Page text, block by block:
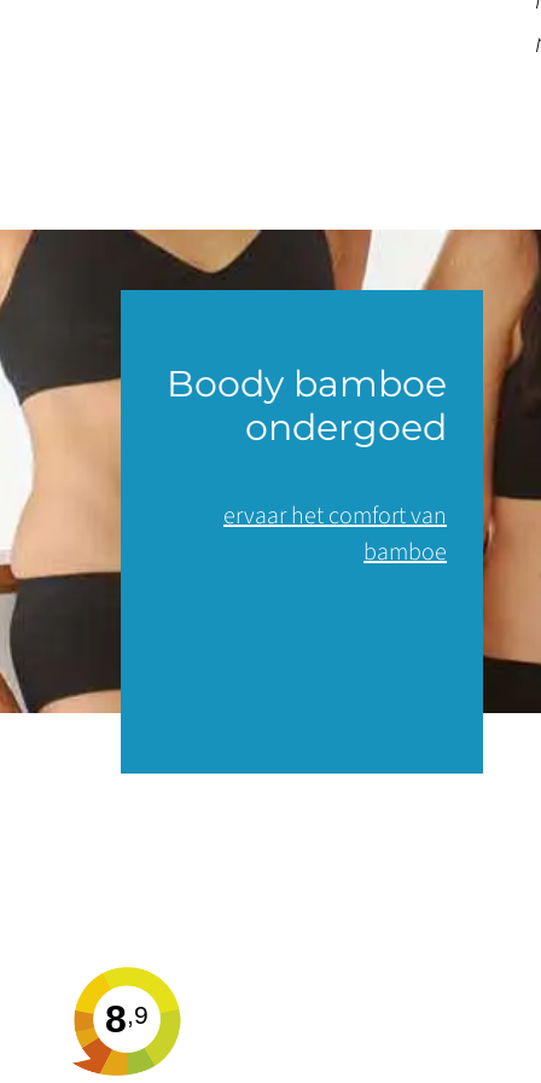
Boody bamboe
ondergoed
ervaar het comfort van
bamboe
8,9